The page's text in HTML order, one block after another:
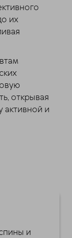
их
открывая
активной и
и